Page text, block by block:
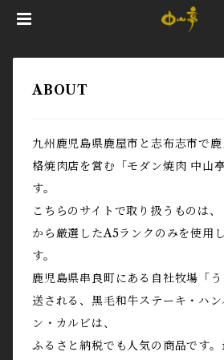
ABOUT
九州鹿児島県鹿屋市と志布志市で
格焼肉店を営む「モダン焼肉 中山
す。
こちらのサイトで取り扱うものは
から厳選したA5ランクのみを使用
す。
鹿児島県串良町にある自社牧場「
送される、黒毛和牛ステーキ・ハ
ン・カルビは、
ふるさと納税でも人気の商品です